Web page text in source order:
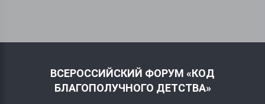
ВСЕРОССИЙСКИЙ ФОРУМ «КОД
БЛАГОПОЛУЧНОГО ДЕТСТВА»